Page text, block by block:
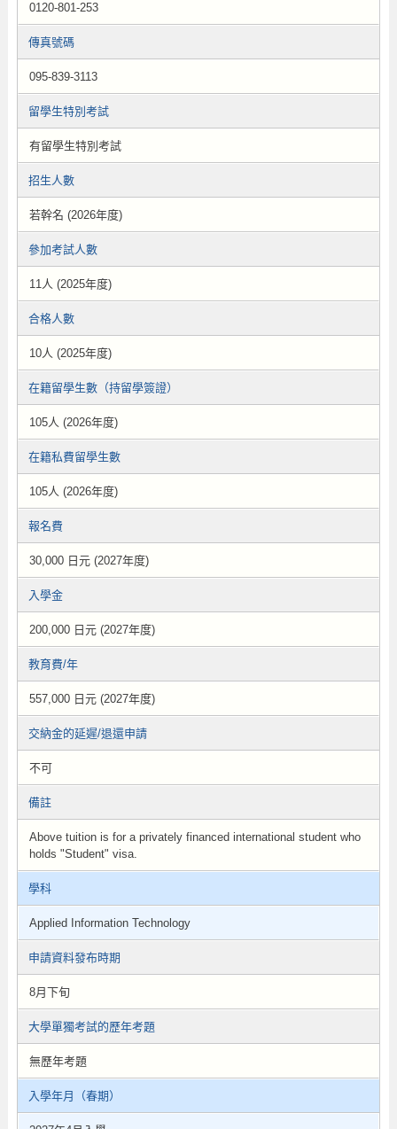
0120-801-253
傳真號碼
095-839-3113
留學生特別考試
有留學生特別考試
招生人數
若幹名 (2026年度)
參加考試人數
11人 (2025年度)
合格人數
10人 (2025年度)
在籍留學生數（持留學簽證）
105人 (2026年度)
在籍私費留學生數
105人 (2026年度)
報名費
30,000 日元 (2027年度)
入學金
200,000 日元 (2027年度)
教育費/年
557,000 日元 (2027年度)
交納金的延遲/退還申請
不可
備註
Above tuition is for a privately financed international student who
holds "Student" visa.
學科
Applied Information Technology
申請資料發布時期
8月下旬
大學單獨考試的歷年考題
無歷年考題
入學年月（春期）